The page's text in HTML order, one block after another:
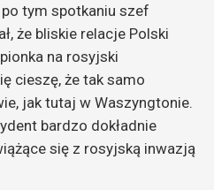
tym spotkaniu szef
że bliskie relacje Polski
na rosyjski
cieszę, że tak samo
jak tutaj w Waszyngtonie.
bardzo dokładnie
się z rosyjską inwazją